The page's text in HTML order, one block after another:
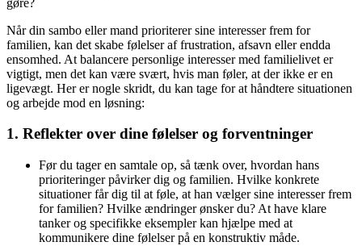
Når din sambo eller mand prioriterer sine interesser frem for
familien, kan det skabe følelser af frustration, afsavn eller endda
ensomhed. At balancere personlige interesser med familielivet er
vigtigt, men det kan være svært, hvis man føler, at der ikke er en
ligevægt. Her er nogle skridt, du kan tage for at håndtere situationen
og arbejde mod en løsning:
1. Reflekter over dine følelser og forventninger
Før du tager en samtale op, så tænk over, hvordan hans
prioriteringer påvirker dig og familien. Hvilke konkrete
situationer får dig til at føle, at han vælger sine interesser frem
for familien? Hvilke ændringer ønsker du? At have klare
tanker og specifikke eksempler kan hjælpe med at
kommunikere dine følelser på en konstruktiv måde.